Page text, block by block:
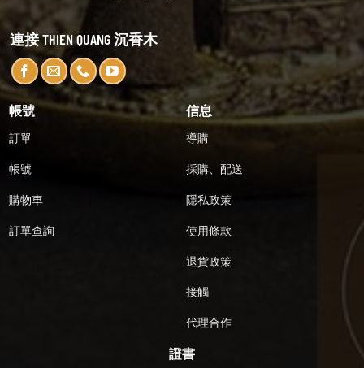
連接 THIEN QUANG 沉香木
帳號
訂單
帳號
購物車
訂單查詢
信息
導購
採購、配送
隱私政策
使用條款
退貨政策
接觸
代理合作
證書